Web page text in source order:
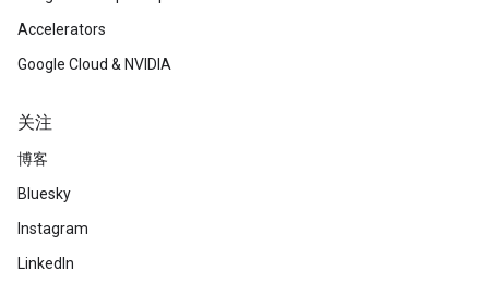
Accelerators
Google Cloud & NVIDIA
关注
博客
Bluesky
Instagram
LinkedIn